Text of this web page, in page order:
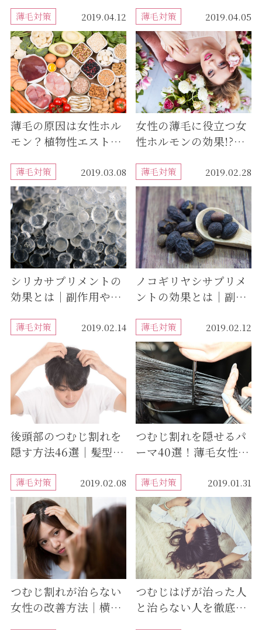
ル！
薄毛対策 2019.04.12
薄毛の原因は女性ホル
モン？植物性エストロ
薄毛対策 2019.04.05
女性の薄毛に役立つ女
性ホルモンの効果!?お
薄毛対策 2019.03.08
シリカサプリメントの
効果とは｜副作用やお
グも紹介
薄毛対策 2019.02.28
ノコギリヤシサプリメ
ントの効果とは｜副作
イミングも紹介
薄毛対策 2019.02.14
後頭部のつむじ割れを
隠す方法46選｜髪型や
を消す
薄毛対策 2019.02.12
つむじ割れを隠せるパ
ーマ40選！薄毛女性に
ーマ集
薄毛対策 2019.02.08
つむじ割れが治らない
女性の改善方法｜横や
薄毛対策 2019.01.31
つむじはげが治った人
と治らない人を徹底調